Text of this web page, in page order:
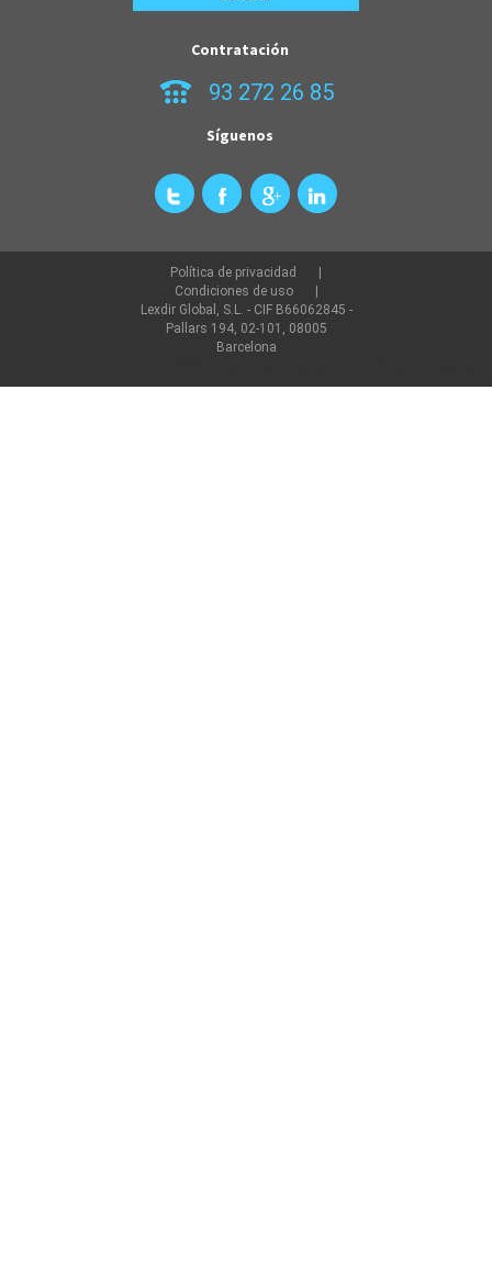
Contratación
93 272 26 85
Síguenos
Política de privacidad
Condiciones de uso
Lexdir Global, S.L. - CIF B66062845 -
Pallars 194, 02-101, 08005
Barcelona